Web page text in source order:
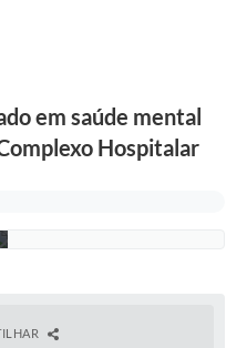
em saúde mental
Hospitalar
l
m